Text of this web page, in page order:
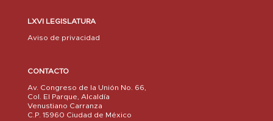
LXVI LEGISLATURA
Aviso de privacidad
CONTACTO
Av. Congreso de la Unión No. 66,
Col. El Parque, Alcaldía
Venustiano Carranza
C.P. 15960 Ciudad de México